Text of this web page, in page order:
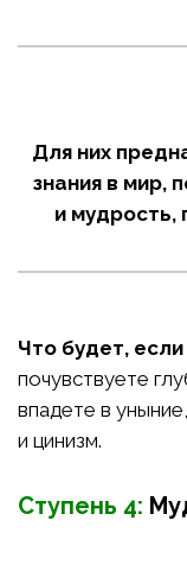
Для них
знания в мир,
и мудрость,
Что будет,
почувствуете
впадете в
и цинизм.
Ступень 4: